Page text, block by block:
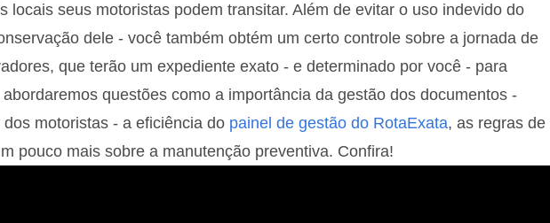
locais seus motoristas podem transitar. Além de evitar o uso indevido do
dele - você também obtém um certo controle sobre a jornada de
que terão um expediente exato - e determinado por você - para
questões como a importância da gestão dos documentos -
motoristas - a eficiência do painel de gestão do RotaExata, as regras de
pouco mais sobre a manutenção preventiva. Confira!